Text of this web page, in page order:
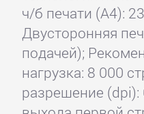
ч/б печати (А4):
Двусторонняя
подачей);
нагрузка: 8 000
разрешение